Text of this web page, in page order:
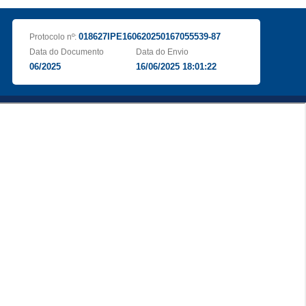
Protocolo nº: 018627IPE160620250167055539-87
Data do Documento
06/2025
Data do Envio
16/06/2025 18:01:22